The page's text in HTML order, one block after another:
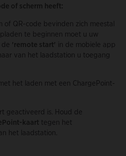
of scherm heeft:
of QR-code bevinden zich meestal
te beginnen moet u uw
de 'remote start' in de mobiele app
van het laadstation u toegang
het laden met een ChargePoint-
geactiveerd is. Houd de
kaart tegen het
het laadstation.